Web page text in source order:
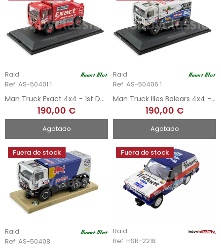
Raid
Ref: AS-50401.1
Man Truck Exact 4x4 - 1st Dakar 2007 - Bimotor
190,00 €
Agotado
Raid
Ref: AS-50406.1
Man Truck Illes Balears 4x4 - Dakar 2010 - Bimotor
190,00 €
Agotado
Fuera de stock
Raid
Ref: AS-50408
Fuera de stock
Raid
Ref: HSR-2218